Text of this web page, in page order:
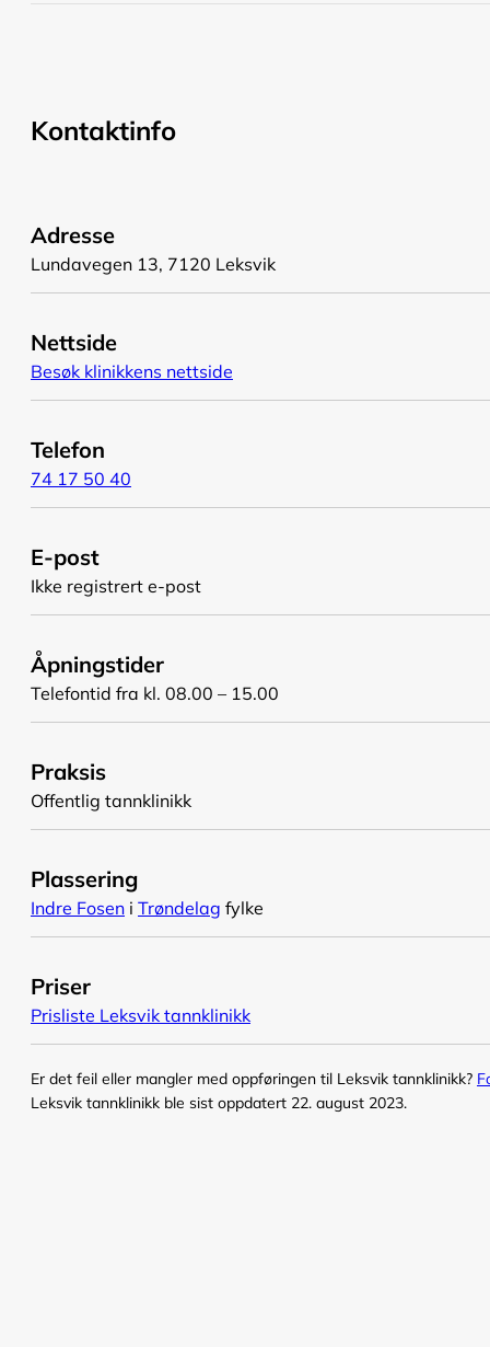
Kontaktinfo
Adresse
Lundavegen 13, 7120 Leksvik
Åpningstider
Telefontid fra kl. 08.00 – 15.00
Telefon
74 17 50 40
Praksis
Offentlig tannklinikk
E-post
Ikke registrert e-post
Nettside
Besøk klinikkens nettside
Plassering
Indre Fosen i Trøndelag fylke
Priser
Prisliste Leksvik tannklinikk
Er det feil eller mangler med oppføringen til Leksvik tannklinikk?
Leksvik tannklinikk ble sist oppdatert 22. august 2023.